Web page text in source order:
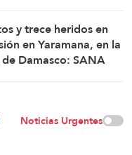
y trece heridos en
en Yaramana, en la
Damasco: SANA
Noticias Urgentes